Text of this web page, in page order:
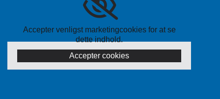
Accepter venligst marketingcookies for at se
dette indhold.
Accepter cookies